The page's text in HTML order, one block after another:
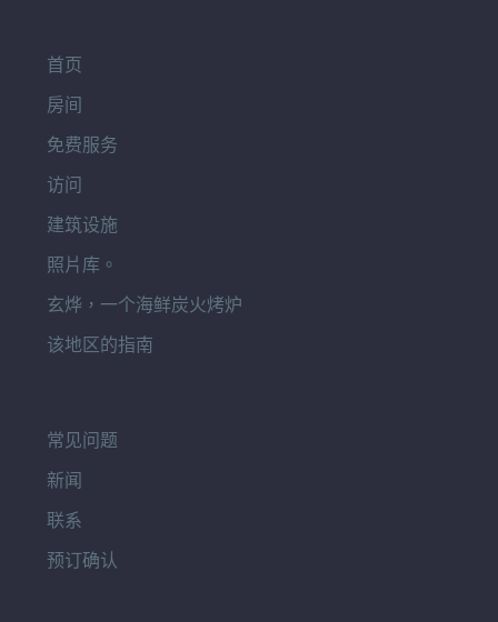
首页
房间
免费服务
访问
建筑设施
照片库。
玄烨，一个海鲜炭火烤炉
该地区的指南
常见问题
新闻
联系
预订确认